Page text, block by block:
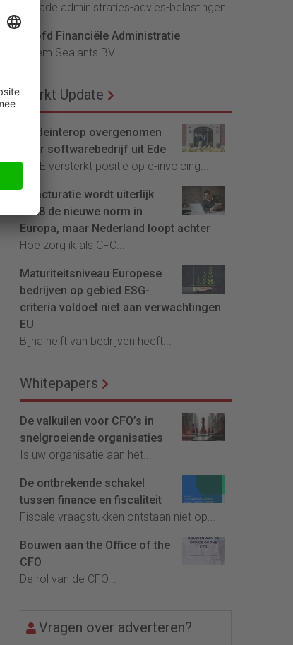
lArcade administraties-advies-belastingen
Hoofd Financiële Administratie
Bloem Sealants BV
Markt Update
Tradeinterop overgenomen
door softwarebedrijf uit Ede
4CEE versterkt positie op e-invoicing...
E-facturatie wordt uiterlijk
2028 de nieuwe norm in
Europa, maar Nederland loopt achter
Hoe zorg ik als CFO...
Maturiteitsniveau Europese
bedrijven op gebied ESG-
criteria voldoet niet aan verwachtingen
EU
Bijna helft van bedrijven heeft...
Whitepapers
De valkuilen voor CFO’s in
snelgroeiende organisaties
Is uw organisatie aan het...
De ontbrekende schakel
tussen finance en fiscaliteit
Fiscale vraagstukken ontstaan niet op...
Bouwen aan the Office of the
CFO
De rol van de CFO...
Vragen over adverteren?